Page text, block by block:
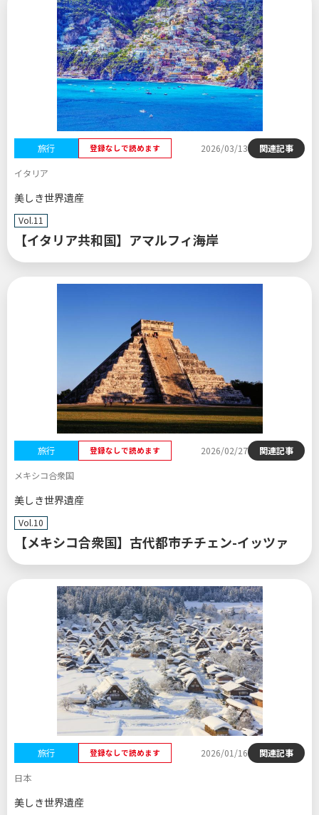
旅行 登録なしで読めます 2026/03/13
関連記事
イタリア
美しき世界遺産
Vol.11
【イタリア共和国】アマルフィ海岸
旅行 登録なしで読めます 2026/02/27
関連記事
メキシコ合衆国
美しき世界遺産
Vol.10
【メキシコ合衆国】古代都市チチェン-イッツァ
旅行 登録なしで読めます 2026/01/16
関連記事
日本
美しき世界遺産